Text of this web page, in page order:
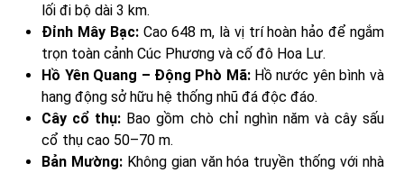
lối đi bộ dài 3 km.
Đỉnh Mây Bạc:Cao 648 m, là vị trí hoàn hảo để ngắm
trọn toàn cảnh Cúc Phương và cố đô Hoa Lư.
Hồ Yên Quang – Động Phò Mã:Hồ nước yên bình và
hang động sở hữu hệ thống nhũ đá độc đáo.
Cây cổ thụ: Bao gồm chò chỉ nghìn năm và cây sấu
cổ thụ cao 50–70 m.
Bản Mường: Không gian văn hóa truyền thống với nhà